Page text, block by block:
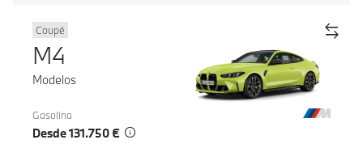
Coupé
M4
Modelos
Gasolina
Desde 131.750 €